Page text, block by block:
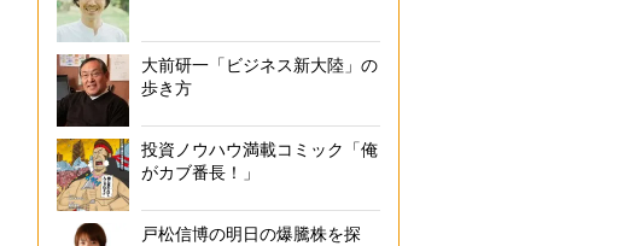
大前研一「ビジネス新大陸」の
歩き方
投資ノウハウ満載コミック「俺
がカブ番長！」
戸松信博の明日の爆騰株を探